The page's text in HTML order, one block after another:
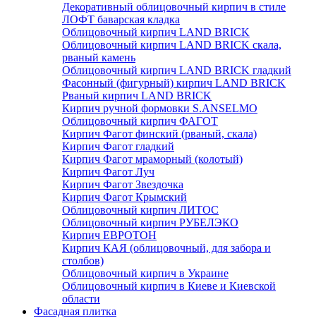
Декоративный облицовочный кирпич в стиле
ЛОФТ баварская кладка
Облицовочный кирпич LAND BRICK
Облицовочный кирпич LAND BRICK скала,
рваный камень
Облицовочный кирпич LAND BRICK гладкий
Фасонный (фигурный) кирпич LAND BRICK
Рваный кирпич LAND BRICK
Кирпич ручной формовки S.ANSELMO
Облицовочный кирпич ФАГОТ
Кирпич Фагот финский (рваный, скала)
Кирпич Фагот гладкий
Кирпич Фагот мраморный (колотый)
Кирпич Фагот Луч
Кирпич Фагот Звездочка
Кирпич Фагот Крымский
Облицовочный кирпич ЛИТОС
Облицовочный кирпич РУБЕЛЭКО
Кирпич ЕВРОТОН
Кирпич КАЯ (облицовочный, для забора и
столбов)
Облицовочный кирпич в Украине
Облицовочный кирпич в Киеве и Киевской
области
Фасадная плитка